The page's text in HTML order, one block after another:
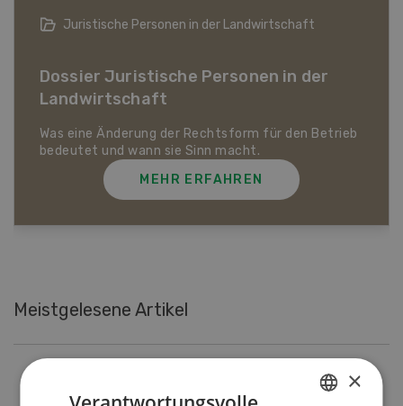
Bio-Artikel
Dossier Bio-Artikel
MEHR ERFAHREN
Meistgelesene Artikel
×